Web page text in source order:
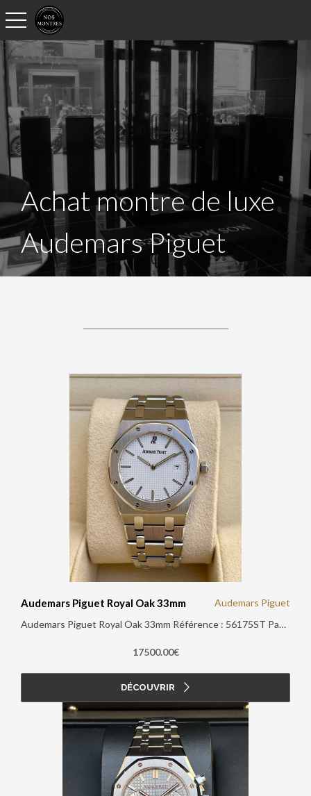
toggle navigation
Achat montre de luxe
Audemars Piguet
Audemars Piguet Royal Oak 33mm
Audemars Piguet
Audemars Piguet Royal Oak 33mm Référence : 56175ST Papiers d'origine : Non Boite d'origine : Oui Année : 2000
17500.00€
DÉCOUVRIR